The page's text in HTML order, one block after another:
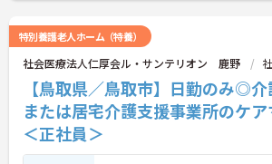
特別養護老人ホーム（特養）
社会医療法人仁厚会ル・サンテリオン 鹿野
【鳥取県／鳥取市】日勤のみ◎
または居宅介護支援事業所のケ
＜正社員＞